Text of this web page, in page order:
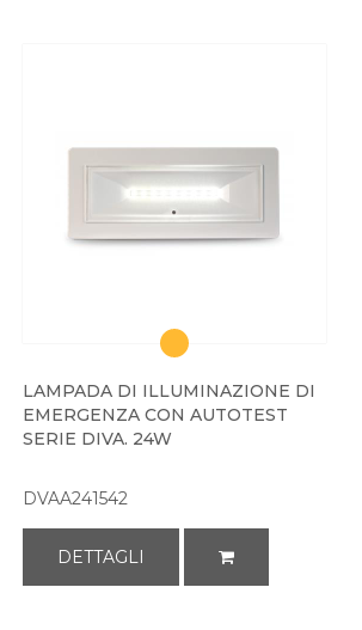
LAMPADA DI ILLUMINAZIONE DI
EMERGENZA CON AUTOTEST
SERIE DIVA. 24W
DVAA241542
DETTAGLI